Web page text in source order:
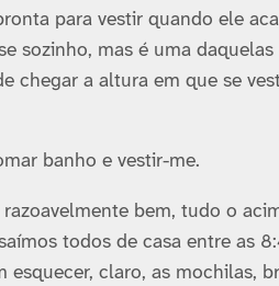
para vestir quando ele
sozinho, mas é uma
chegar a altura em que se
banho e vestir-me.
bem, tudo o
todos de casa entre as
esquecer, claro, as mochilas,